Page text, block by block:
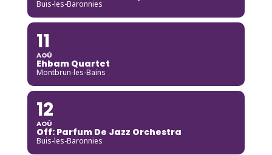
Buis-les-Baronnies
11
AOÛ
Ehbam Quartet
Montbrun-les-Bains
12
AOÛ
Off: Parfum De Jazz Orchestra
Buis-les-Baronnies